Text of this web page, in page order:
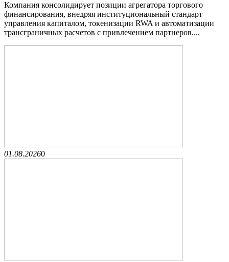
Компания консолидирует позиции агрегатора торгового
финансирования, внедряя институциональный стандарт
управления капиталом, токенизации RWA и автоматизации
трансграничных расчетов с привлечением партнеров....
01.08.20260